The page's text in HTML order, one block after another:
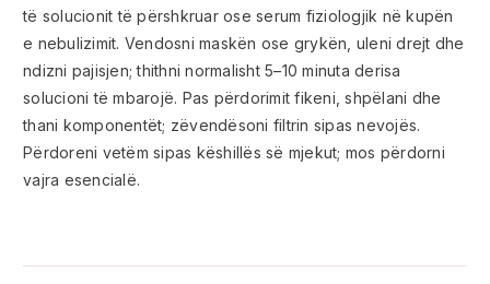
të solucionit të përshkruar ose serum fiziologjik në kupën
e nebulizimit. Vendosni maskën ose grykën, uleni drejt dhe
ndizni pajisjen; thithni normalisht 5–10 minuta derisa
solucioni të mbarojë. Pas përdorimit fikeni, shpëlani dhe
thani komponentët; zëvendësoni filtrin sipas nevojës.
Përdoreni vetëm sipas këshillës së mjekut; mos përdorni
vajra esencialë.